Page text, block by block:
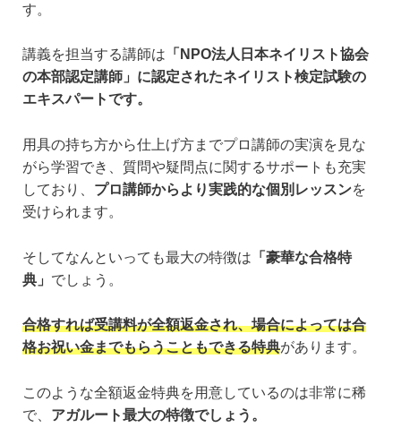
す。
講義を担当する講師は 「NPO法人日本ネイリスト協会
の本部認定講師」に認定されたネイリスト検定試験の
エキスパートです。
用具の持ち方から仕上げ方までプロ講師の実演を見な
がら学習でき、質問や疑問点に関するサポートも充実
しており、 プロ講師からより実践的な個別レッスンを
受けられます。
そしてなんといっても最大の特徴は 「豪華な合格特
典」 でしょう。
合格すれば受講料が全額返金され、場合によっては合
格お祝い金までもらうこともできる特典があります。
このような全額返金特典を用意しているのは非常に稀
で、 アガルート最大の特徴でしょう。